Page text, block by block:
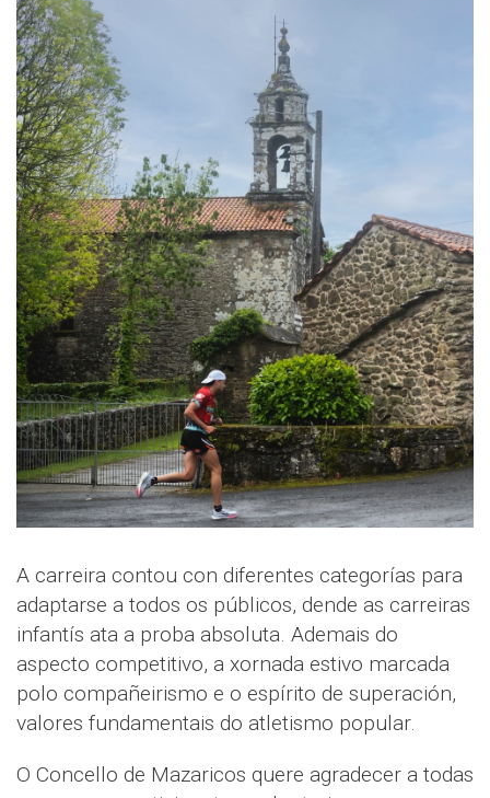
A carreira contou con diferentes categorías para
adaptarse a todos os públicos, dende as carreiras
infantís ata a proba absoluta. Ademais do
aspecto competitivo, a xornada estivo marcada
polo compañeirismo e o espírito de superación,
valores fundamentais do atletismo popular.
O Concello de Mazaricos quere agradecer a todas